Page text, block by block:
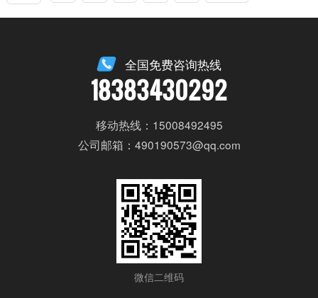
全国免费咨询热线
18383430292
移动热线：15008492495
公司邮箱：490190573@qq.com
微信二维码